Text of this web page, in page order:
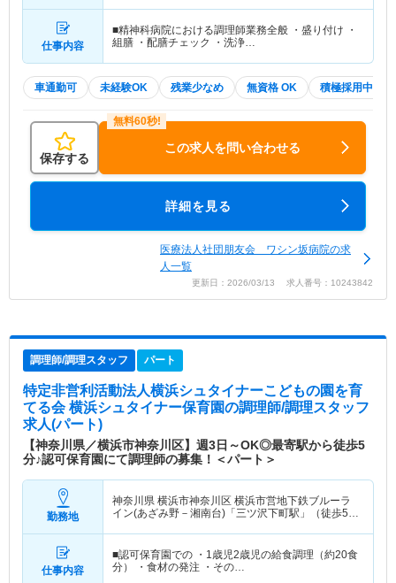
仕事内容
■精神科病院における調理師業務全般 ・盛り付け ・
組膳 ・配膳チェック ・洗浄…
車通勤可 未経験OK 残業少なめ 無資格 OK 積極採用中
保存する
この求人を問い合わせる
詳細を見る
医療法人社団朋友会 ワシン坂病院の求
人一覧
更新日：2026/03/13 求人番号：10243842
調理師/調理スタッフ パート
特定非営利活動法人横浜シュタイナーこどもの園を育
てる会 横浜シュタイナー保育園の調理師/調理スタッフ
求人(パート)
【神奈川県／横浜市神奈川区】週3日～OK◎最寄駅から徒歩5
分♪認可保育園にて調理師の募集！＜パート＞
勤務地
神奈川県 横浜市神奈川区 横浜市営地下鉄ブルーラ
イン(あざみ野－湘南台)「三ツ沢下町駅」（徒歩5
仕事内容
■認可保育園での ・1歳児2歳児の給食調理（約20食
分） ・食材の発注 ・その…